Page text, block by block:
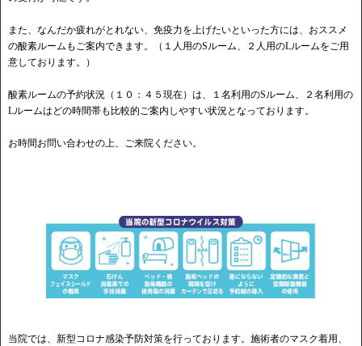
また、なんだか疲れがとれない、免疫力を上げたいといった方には、おススメ
の酸素ルームもご案内できます。（１人用のSルーム、２人用のLルームをご用
意しております。）
酸素ルームの予約状況（１０：４５現在）は、１名利用のSルーム、２名利用の
Lルームはどの時間帯も比較的ご案内しやすい状況となっております。
お時間お問い合わせの上、ご来院ください。
当院では、新型コロナ感染予防対策を行っております。施術者のマスク着用、